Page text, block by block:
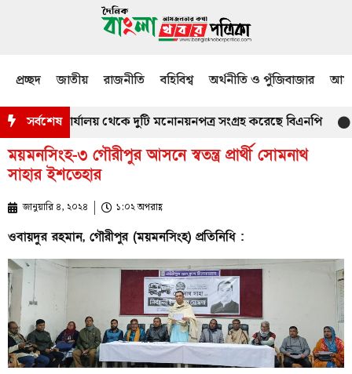
প্রচ্ছদ জাতীয় রাজনীতি বহিবিশ্ব অর্থনীতি ও পুঁজিবাজার
সর্বশেষকার্যালয় থেকে দুটি মনোনয়নপত্র সংগ্রহ করেছে বিএনপি
ময়মনসিংহ-৩ গৌরীপুর আসনে স্বতন্ত্র প্রার্থী সোমনাথ
সাহার ইশতেহার
জানুয়ারি ৪, ২০২৪ ১:০২ অপরাহ্ণ
ওবায়দুর রহমান, গৌরীপুর (ময়মনসিংহ) প্রতিনিধি :